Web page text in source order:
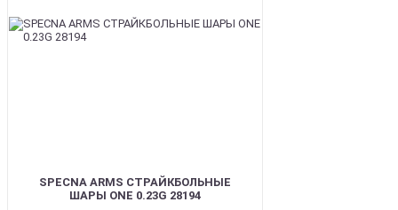
SPECNA ARMS СТРАЙКБОЛЬНЫЕ
ШАРЫ ONE 0.23G 28194